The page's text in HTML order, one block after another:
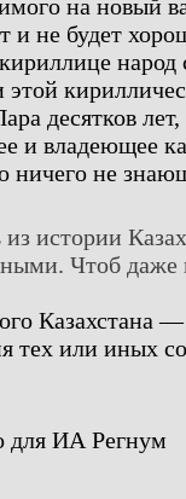
на новый
и не будет
десятков
и владеющее
не
истории
Чтоб
Казахстана
тех или иных
для ИА Регнум